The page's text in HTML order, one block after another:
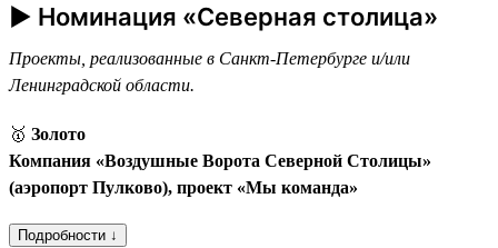
► Номинация «Северная столица»
Проекты, реализованные в Санкт-Петербурге и/или
Ленинградской области.
🥇 Золото
Компания «Воздушные Ворота Северной Столицы»
(аэропорт Пулково), проект «Мы команда»
Подробности ↓